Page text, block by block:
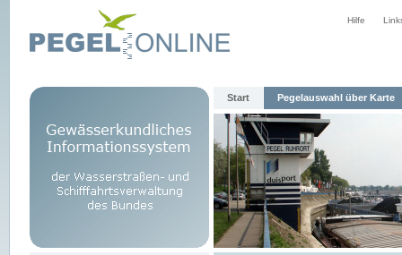
Hilfe
Start Pegelauswahl über Karte